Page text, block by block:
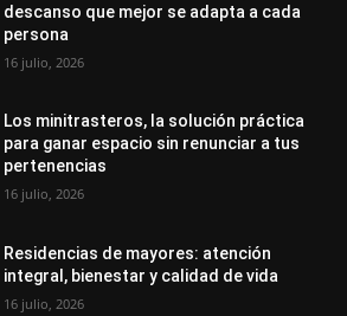
descanso que mejor se adapta a cada
persona
16 julio, 2026
Los minitrasteros, la solución práctica
para ganar espacio sin renunciar a tus
pertenencias
16 julio, 2026
Residencias de mayores: atención
integral, bienestar y calidad de vida
16 julio, 2026